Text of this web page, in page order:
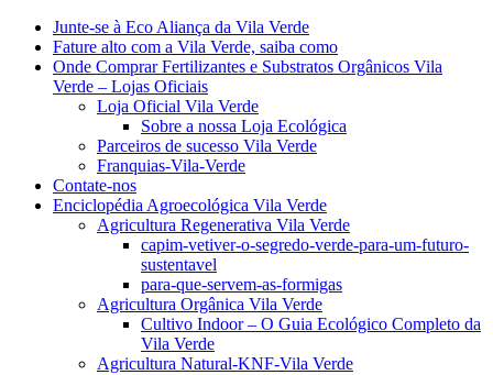
Junte-se à Eco Aliança da Vila Verde
Fature alto com a Vila Verde, saiba como
Onde Comprar Fertilizantes e Substratos Orgânicos Vila
Verde – Lojas Oficiais
Loja Oficial Vila Verde
Sobre a nossa Loja Ecológica
Parceiros de sucesso Vila Verde
Franquias-Vila-Verde
Contate-nos
Enciclopédia Agroecológica Vila Verde
Agricultura Regenerativa Vila Verde
capim-vetiver-o-segredo-verde-para-um-futuro-
sustentavel
para-que-servem-as-formigas
Agricultura Orgânica Vila Verde
Cultivo Indoor – O Guia Ecológico Completo da
Vila Verde
Agricultura Natural-KNF-Vila Verde